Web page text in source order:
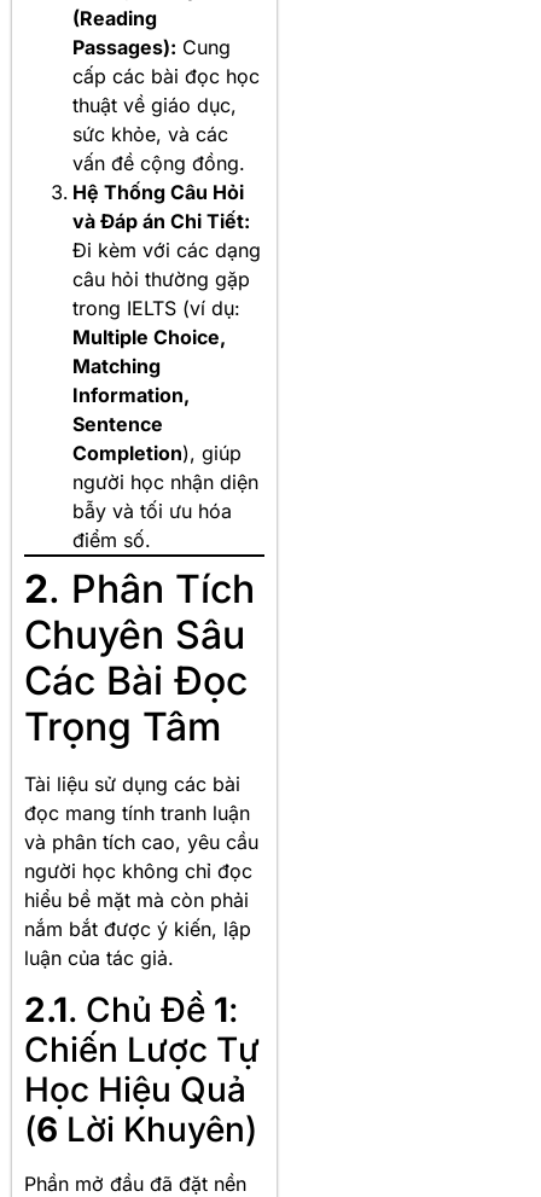
(Reading
Passages): Cung
cấp các bài đọc học
thuật về giáo dục,
sức khỏe, và các
vấn đề cộng đồng.
Hệ Thống Câu Hỏi
và Đáp án Chi Tiết:
Đi kèm với các dạng
câu hỏi thường gặp
trong IELTS (ví dụ:
Multiple Choice,
Matching
Information,
Sentence
Completion), giúp
người học nhận diện
bẫy và tối ưu hóa
điểm số.
2. Phân Tích
Chuyên Sâu
Các Bài Đọc
Trọng Tâm
Tài liệu sử dụng các bài
đọc mang tính tranh luận
và phân tích cao, yêu cầu
người học không chỉ đọc
hiểu bề mặt mà còn phải
nắm bắt được ý kiến, lập
luận của tác giả.
2.1. Chủ Đề 1:
Chiến Lược Tự
Học Hiệu Quả
(6 Lời Khuyên)
Phần mở đầu đã đặt nền